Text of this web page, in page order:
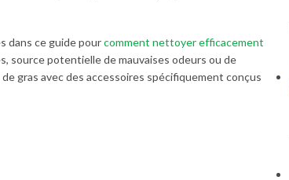
dans ce guide pourcomment nettoyer efficacement
source potentielle de mauvaises odeurs ou de
gras avec des accessoires spécifiquement conçus